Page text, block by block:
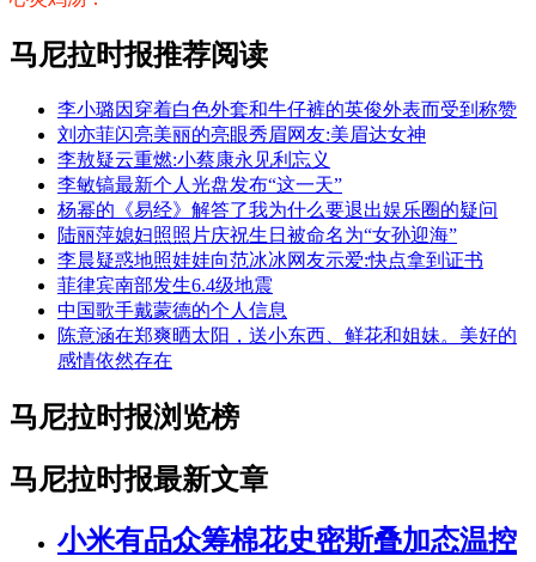
马尼拉时报推荐阅读
李小璐因穿着白色外套和牛仔裤的英俊外表而受到称赞
刘亦菲闪亮美丽的亮眼秀眉网友:美眉达女神
李敖疑云重燃:小蔡康永见利忘义
李敏镐最新个人光盘发布“这一天”
杨幂的《易经》解答了我为什么要退出娱乐圈的疑问
陆丽萍媳妇照照片庆祝生日被命名为“女孙迎海”
李晨疑惑地照娃娃向范冰冰网友示爱:快点拿到证书
菲律宾南部发生6.4级地震
中国歌手戴蒙德的个人信息
陈意涵在郑爽晒太阳，送小东西、鲜花和姐妹。美好的
感情依然存在
马尼拉时报浏览榜
马尼拉时报最新文章
小米有品众筹棉花史密斯叠加态温控